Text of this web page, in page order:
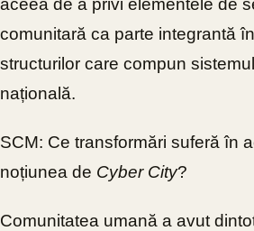
aceea de a privi elementele de
comunitară ca parte integrantă
structurilor care compun
națională.
SCM: Ce transformări suferă în
noțiunea de Cyber City?
Comunitatea umană a avut